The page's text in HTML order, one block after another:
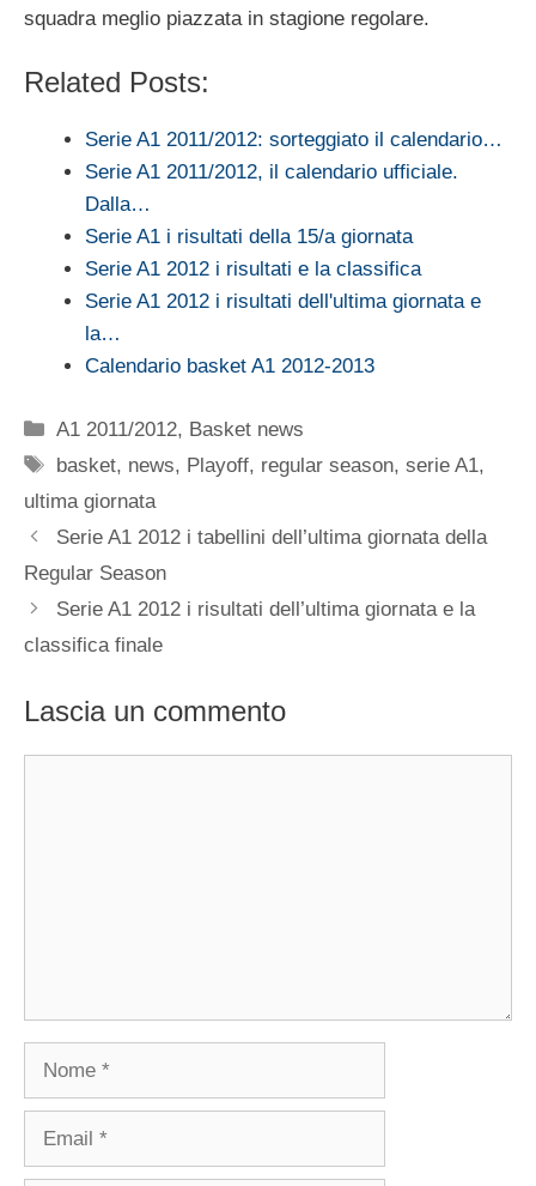
squadra meglio piazzata in stagione regolare.
Related Posts:
Serie A1 2011/2012: sorteggiato il calendario…
Serie A1 2011/2012, il calendario ufficiale.
Dalla…
Serie A1 i risultati della 15/a giornata
Serie A1 2012 i risultati e la classifica
Serie A1 2012 i risultati dell'ultima giornata e
la…
Calendario basket A1 2012-2013
Categorie
A1 2011/2012, Basket news
Tag
basket, news, Playoff, regular season,serie A1,
ultima giornata
Serie A1 2012 i tabellini dell’ultima giornata della
Regular Season
Serie A1 2012 i risultati dell’ultima giornata e la
classifica finale
Lascia un commento